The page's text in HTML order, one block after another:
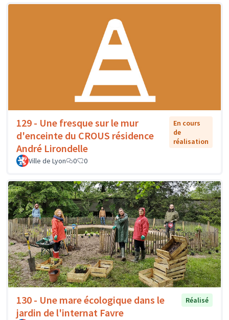
129 - Une fresque sur le mur
d'enceinte du CROUS résidence
André Lirondelle
En cours
de
réalisation
Ville de Lyon 0 0
130 - Une mare écologique dans le
jardin de l'internat Favre
Réalisé